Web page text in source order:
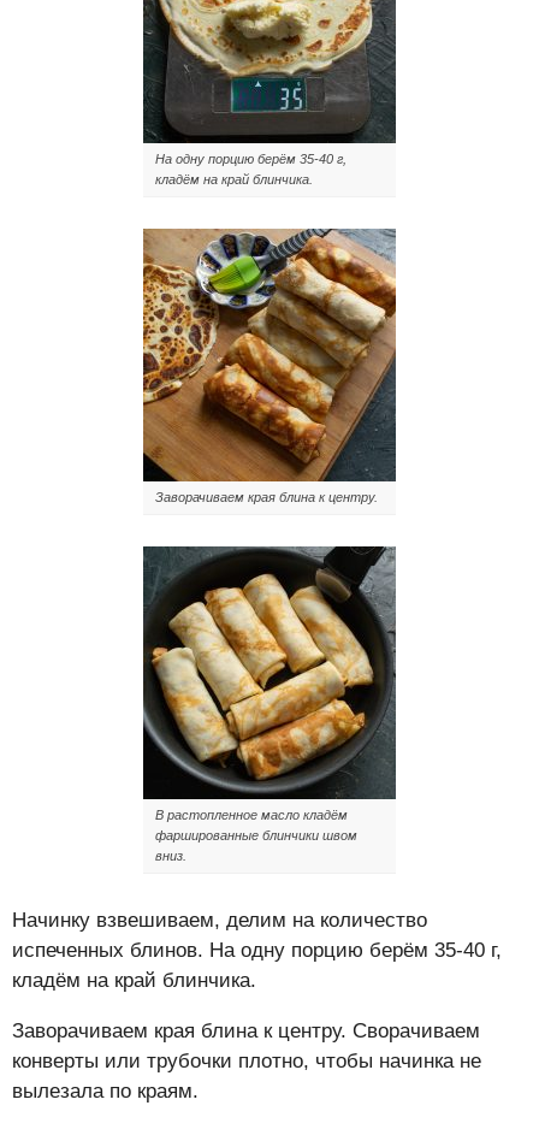
На одну порцию берём 35-40 г,
кладём на край блинчика.
Заворачиваем края блина к центру.
В растопленное масло кладём
фаршированные блинчики швом
вниз.
Начинку взвешиваем, делим на количество
испеченных блинов. На одну порцию берём 35-40 г,
кладём на край блинчика.
Заворачиваем края блина к центру. Сворачиваем
конверты или трубочки плотно, чтобы начинка не
вылезала по краям.